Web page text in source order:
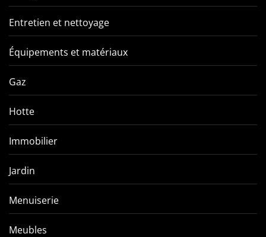
Entretien et nettoyage
Équipements et matériaux
Gaz
Hotte
Immobilier
Jardin
Menuiserie
Meubles